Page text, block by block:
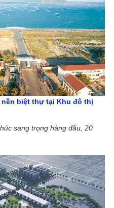
nền biệt thự tại Khu đô thị
sang trọng hàng đầu, 20